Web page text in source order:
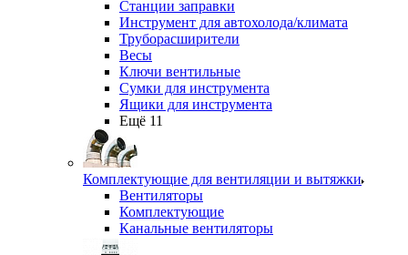
Станции заправки
Инструмент для автохолода/климата
Труборасширители
Весы
Ключи вентильные
Сумки для инструмента
Ящики для инструмента
Ещё 11
Комплектующие для вентиляции и вытяжки
Вентиляторы
Комплектующие
Канальные вентиляторы